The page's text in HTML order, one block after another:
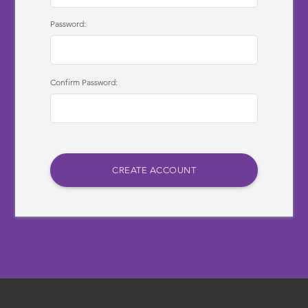
Password:
Confirm Password: